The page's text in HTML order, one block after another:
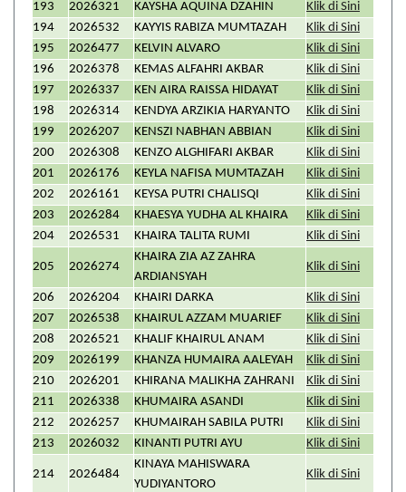
193
2026321 KAYSHA AQUINA DZAHIN
Klik di Sini
194
2026532 KAYYIS RABIZA MUMTAZAH
Klik di Sini
195
2026477 KELVIN ALVARO
Klik di Sini
196
2026378 KEMAS ALFAHRI AKBAR
Klik di Sini
197
2026337 KEN AIRA RAISSA HIDAYAT
Klik di Sini
198
2026314 KENDYA ARZIKIA HARYANTO
Klik di Sini
199
2026207 KENSZI NABHAN ABBIAN
Klik di Sini
200
2026308 KENZO ALGHIFARI AKBAR
Klik di Sini
201
2026176 KEYLA NAFISA MUMTAZAH
Klik di Sini
202
2026161 KEYSA PUTRI CHALISQI
Klik di Sini
203
2026284 KHAESYA YUDHA AL KHAIRA
Klik di Sini
204
2026531 KHAIRA TALITA RUMI Klik di Sini
205 2026274
KHAIRA ZIA AZ ZAHRA
ARDIANSYAH
Klik di Sini
206 2026204 KHAIRI DARKA
Klik di Sini
207
2026538 KHAIRUL AZZAM MUARIEF
Klik di Sini
208
2026521 KHALIF KHAIRUL ANAM
Klik di Sini
209
2026199 KHANZA HUMAIRA AALEYAH
Klik di Sini
210
2026201 KHIRANA MALIKHA ZAHRANI
Klik di Sini
211
2026338 KHUMAIRA ASANDI
Klik di Sini
212
2026257 KHUMAIRAH SABILA PUTRI
Klik di Sini
213
2026032 KINANTI PUTRI AYU Klik di Sini
214 2026484
KINAYA MAHISWARA
YUDIYANTORO
Klik di Sini